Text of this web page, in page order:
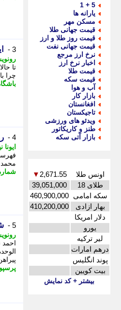
5 + 1
یارانه ها
مسکن مهر
قیمت جهانی طلا
قیمت روز طلا و ارز
قیمت جهانی نفت
نرخ ارز مرجع
اخبار نرخ ارز
قیمت طلا
قیمت سکه
آب و هوا
بازار کار
افغانستان
تاجیکستان
ویدئو های ورزشی
طنز و کاریکاتور
بازار آتی سکه
اونس طلا 2,671.55
▼
طلای 18
39,051,000
سکه امامی 460,900,000
بهار ازادی
410,200,000
دلار امریکا
یورو
لیر ترکیه
درهم امارات
پوند انگلیس
بیت کویین
بیشتر + کد نمایش
3 -
تا
چرا
4 -
ایونا
محمدمهدی محبی
5 -
احمد